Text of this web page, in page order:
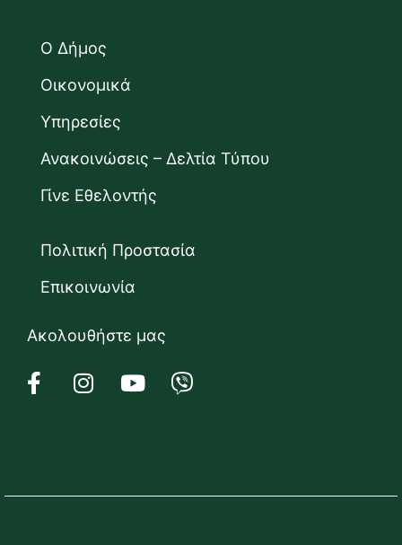
Ο Δήμος
Οικονομικά
Υπηρεσίες
Ανακοινώσεις – Δελτία Τύπου
Γίνε Εθελοντής
Πολιτική Προστασία
Επικοινωνία
Ακολουθήστε μας